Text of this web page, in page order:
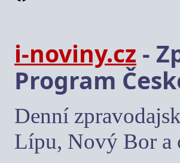
i-noviny.cz -
Program
Denní
Lípu, Nový Bor a